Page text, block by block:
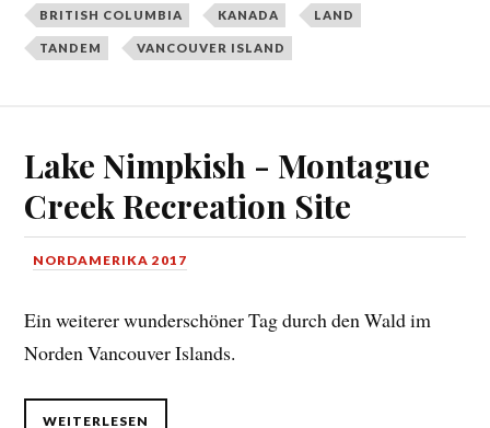
BRITISH COLUMBIA KANADA LAND
TANDEM VANCOUVER ISLAND
Lake Nimpkish - Montague
Creek Recreation Site
NORDAMERIKA 2017
Ein weiterer wunderschöner Tag durch den Wald im
Norden Vancouver Islands.
WEITERLESEN